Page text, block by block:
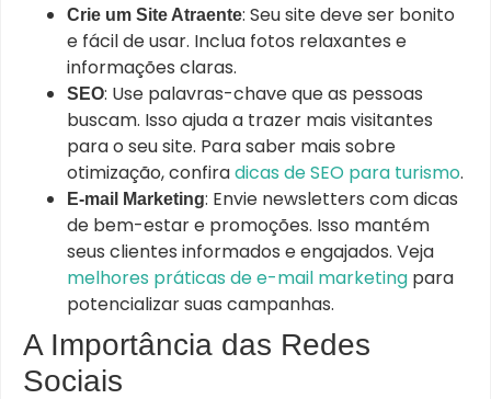
Crie um Site Atraente: Seu site deve ser bonito
e fácil de usar. Inclua fotos relaxantes e
informações claras.
SEO: Use palavras-chave que as pessoas
buscam. Isso ajuda a trazer mais visitantes
para o seu site. Para saber mais sobre
otimização, confiradicas de SEO para turismo.
E-mail Marketing: Envie newsletters com dicas
de bem-estar e promoções. Isso mantém
seus clientes informados e engajados. Veja
melhores práticas de e-mail marketing para
potencializar suas campanhas.
A Importância das Redes
Sociais